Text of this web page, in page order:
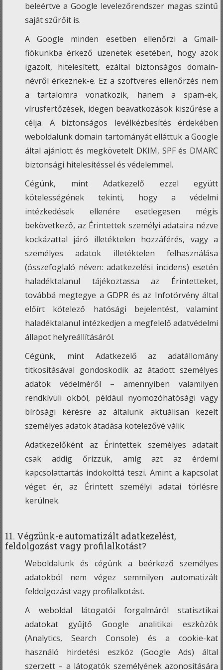
beleértve a Google levelezőrendszer magas szintű
saját szűrőit is.
A Google minden esetben ellenőrzi a Gmail-
fiókunkba érkező üzenetek esetében, hogy azok
igazolt, hitelesített, ezáltal biztonságos domain-
névről érkeznek-e. Ez a szoftveres ellenőrzés nem
a tartalomra vonatkozik, hanem a spam-ek,
vírusfertőzések, idegen beavatkozások kiszűrése a
célja. A biztonságos levélkézbesítés érdekében
weboldalunk domain tartományát elláttuk a Google
által ajánlott és megkövetelt DKIM, SPF és DMARC
biztonsági hitelesítéssel és védelemmel.
Cégünk, mint Adatkezelő ezzel együtt
kötelességének tekinti, hogy a védelmi
intézkedések ellenére esetlegesen mégis
bekövetkező, az Érintettek személyi adataira nézve
kockázattal járó illetéktelen hozzáférés, vagy a
személyes adatok illetéktelen felhasználása
(összefoglaló néven: adatkezelési incidens) esetén
haladéktalanul tájékoztassa az Érintetteket,
továbbá megtegye a GDPR és az Infotörvény által
előírt kötelező hatósági bejelentést, valamint
haladéktalanul intézkedjen a megfelelő adatvédelmi
állapot helyreállításáról.
Cégünk, mint Adatkezelő az adatállomány
titkosításával gondoskodik az átadott személyes
adatok védelméről – amennyiben valamilyen
rendkívüli okból, például nyomozóhatósági vagy
bírósági kérésre az általunk aktuálisan kezelt
személyes adatok átadása kötelezővé válik.
Adatkezelőként az Érintettek személyes adatait
csak addig őrizzük, amíg azt az érdemi
kapcsolattartás indokolttá teszi. Amint a kapcsolat
véget ér, az Érintett személyi adatai törlésre
kerülnek.
11. Végzünk-e automatizált adatkezelést,
feldolgozást vagy profilalkotást?
Weboldalunk és cégünk a beérkező személyes
adatokból nem végez semmilyen automatizált
feldolgozást vagy profilalkotást.
A weboldal látogatói forgalmáról statisztikai
adatokat gyűjtő Google analitikai eszközök
(Analytics, Search Console) és a cookie-kat
használó hirdetési eszköz (Google Ads) által
szerzett – a látogatók személyének azonosítására